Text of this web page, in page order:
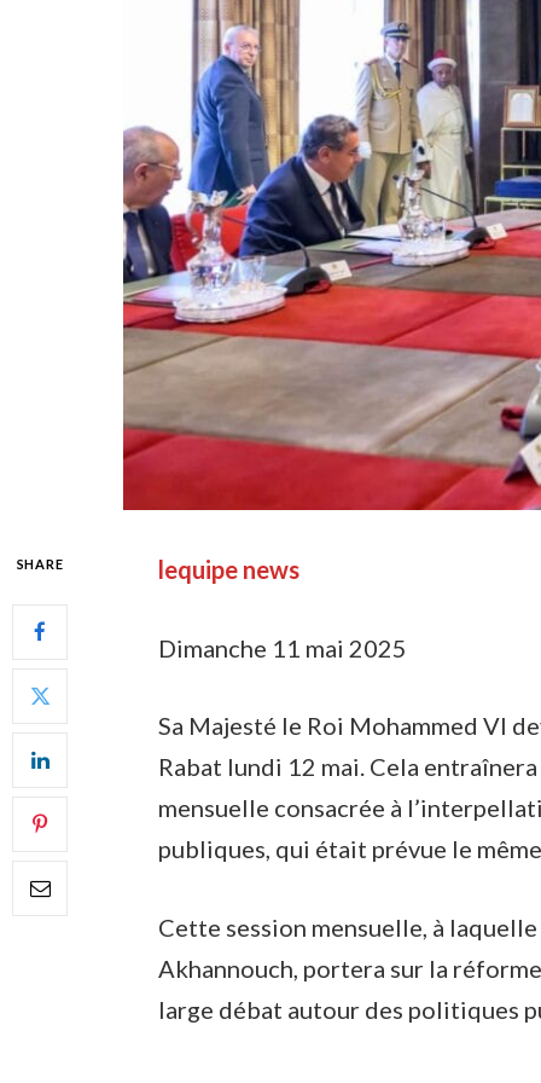
SHARE lequipe news
Dimanche 11 mai 2025
Sa Majesté le Roi Mohammed VI
Rabat lundi 12 mai. Cela
mensuelle consacrée à
publiques, qui était prévue le
Cette session mensuelle, à
Akhannouch, portera sur la
large débat autour des politiques